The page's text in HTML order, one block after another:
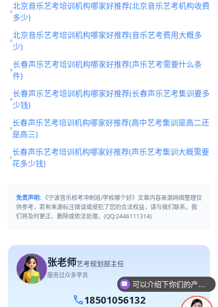
北京音乐艺考培训机构哪家好推荐(北京音乐艺考机构收费
多少)
北京音乐艺考培训机构哪家好推荐(音乐艺考费用大概多
少)
长春声乐艺考培训机构哪家好推荐(声乐艺考需要什么条
件)
长春声乐艺考培训机构哪家好推荐(长春声乐艺考集训要多
少钱)
长春声乐艺考培训机构哪家好推荐(高中艺考集训是高二还
是高三)
长春声乐艺考培训机构哪家好推荐(声乐艺考集训大概需要
花多少钱)
免责声明: 《宁波音乐校考冲刺班/学校哪个好》文章内容来源网络整理仅
供参考，若有来源标注错误或侵犯了您的合法权益，请与我们联系，我
们将及时更正、删除或依法处理。(QQ:2446111314)
张老师艺考规划部主任
服务过众多学员
call18501056132